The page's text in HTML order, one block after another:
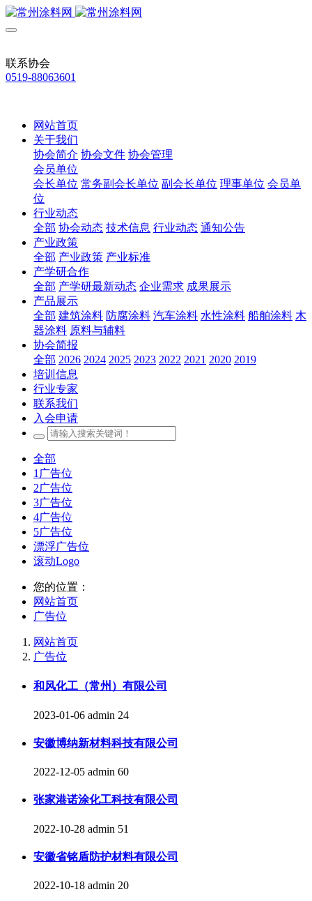
联系协会
0519-88063601
网站首页
关于我们
协会简介 协会文件 协会管理
会员单位
会长单位 常务副会长单位 副会长单位 理事单位 会员单
位
行业动态
全部 协会动态 技术信息 行业动态 通知公告
产业政策
全部 产业政策 产业标准
产学研合作
全部 产学研最新动态 企业需求 成果展示
产品展示
全部 建筑涂料 防腐涂料 汽车涂料 水性涂料 船舶涂料 木
器涂料 原料与辅料
协会简报
全部 2026 2024 2025 2023 2022 2021 2020 2019
培训信息
行业专家
联系我们
入会申请
全部
1广告位
2广告位
3广告位
4广告位
5广告位
漂浮广告位
滚动Logo
您的位置：
网站首页
广告位
网站首页
广告位
和风化工（常州）有限公司
2023-01-06 admin 24
安徽博纳新材料科技有限公司
2022-12-05 admin 60
张家港诺涂化工科技有限公司
2022-10-28 admin 51
安徽省铭盾防护材料有限公司
2022-10-18 admin 20